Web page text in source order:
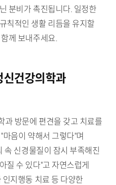
분비가 촉진됩니다. 일정한
칙적인 생활 리듬을 유지할
께 보내주세요.
건강의학과
과 방문에 편견을 갖고 치료를
음이 약해서 그렇다"며
속 신경물질이 잠시 부족해진
질 수 있다"고 자연스럽게
지행동 치료 등 다양한